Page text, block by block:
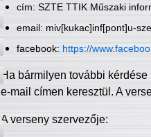
cím: SZTE TTIK Műszaki
email: miv[kukac]inf[pont]u-
facebook: https://
Ha bármilyen további
e-mail címen keresztül. A
A verseny szervezője: